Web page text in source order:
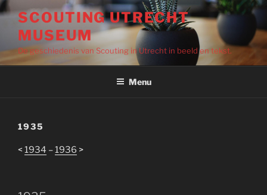
Ga
inhoud
SCOUTING UTRECHT
MUSEUM
De geschiedenis van Scouting in Utrecht in beeld en tekst.
Menu
1935
<1934 –1936 >